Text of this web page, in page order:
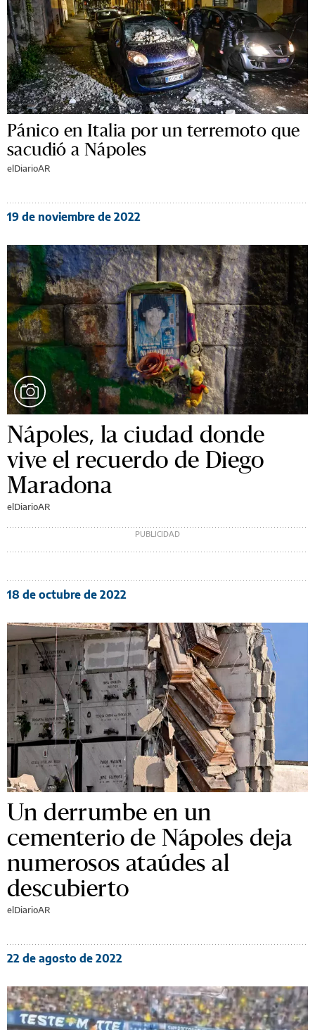
Pánico en Italia por un terremoto que
sacudió a Nápoles
elDiarioAR
19 de noviembre de 2022
Nápoles, la ciudad donde
vive el recuerdo de Diego
Maradona
elDiarioAR
18 de octubre de 2022
Un derrumbe en un
cementerio de Nápoles deja
numerosos ataúdes al
descubierto
elDiarioAR
22 de agosto de 2022